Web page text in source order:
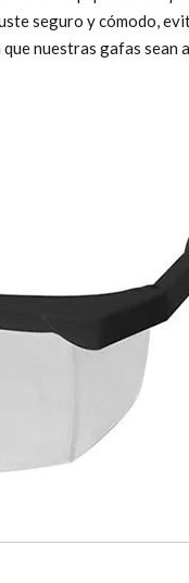
seguro y cómodo,
nuestras gafas sean